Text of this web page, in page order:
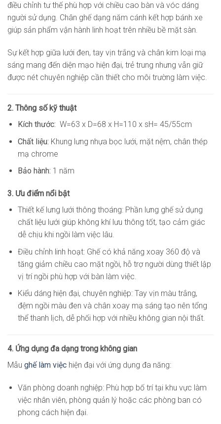
điều chỉnh tư thế phù hợp với chiều cao bàn và vóc dáng
người sử dụng. Chân ghế dạng năm cánh kết hợp bánh xe
giúp sản phẩm vận hành linh hoạt trên nhiều bề mặt sàn.
Sự kết hợp giữa lưới đen, tay vịn trắng và chân kim loại mạ
sáng mang đến diện mạo hiện đại, trẻ trung nhưng vẫn giữ
được nét chuyên nghiệp cần thiết cho môi trường làm việc.
2. Thông số kỹ thuật
Kích thước: W=63 x D=68 x H=110 x sH= 45/55cm
Chất liệu: Khung lưng nhựa bọc lưới, mặt nệm, chân thép
mạ chrome
Bảo hành: 1 năm
3. Ưu điểm nổi bật
Thiết kế lưng lưới thông thoáng: Phần lưng ghế sử dụng
chất liệu lưới giúp không khí lưu thông tốt, tạo cảm giác
dễ chịu khi ngồi làm việc lâu.
Điều chỉnh linh hoạt: Ghế có khả năng xoay 360 độ và
tăng giảm chiều cao mặt ngồi, hỗ trợ người dùng thiết lập
vị trí ngồi phù hợp với bàn làm việc.
Kiểu dáng hiện đại, chuyên nghiệp: Tay vịn màu trắng,
đệm ngồi màu đen và chân xoay mạ sáng tạo nên tổng
thể thanh lịch, dễ phối hợp với nhiều không gian nội thất.
4. Ứng dụng đa dạng trong không gian
Mẫu ghế làm việc hiện đại với ứng dụng đa năng:
Văn phòng doanh nghiệp: Phù hợp bố trí tại khu vực làm
việc nhân viên, phòng quản lý hoặc các phòng ban có
phong cách hiện đại.